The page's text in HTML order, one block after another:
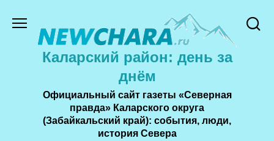
содержанию
Каларский район: день за
днём
Официальный сайт газеты «Северная
правда» Каларского округа
(Забайкальский край): события, люди,
история Cевера